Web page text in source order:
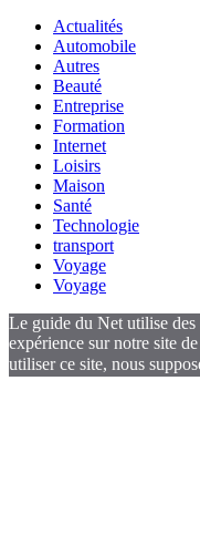
Actualités
Automobile
Autres
Beauté
Entreprise
Formation
Internet
Loisirs
Maison
Santé
Technologie
transport
Voyage
Voyage
Le guide du Net utilise
expérience sur notre site
utiliser ce site, nous